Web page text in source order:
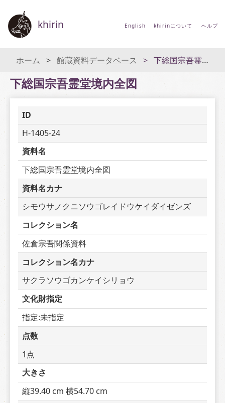
khirin English khirinについて ヘルプ
ホーム 館蔵資料データベース 下総国宗吾霊堂境内全図
下総国宗吾霊堂境内全図
ID
H-1405-24
資料名
下総国宗吾霊堂境内全図
資料名カナ
シモウサノクニソウゴレイドウケイダイゼンズ
コレクション名
佐倉宗吾関係資料
コレクション名カナ
サクラソウゴカンケイシリョウ
文化財指定
指定:未指定
点数
1点
大きさ
縦39.40 cm 横54.70 cm